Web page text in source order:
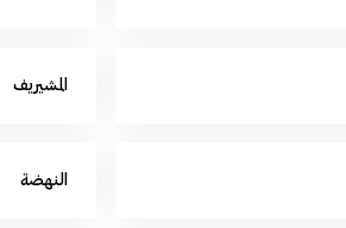
المشيريف
النهضة